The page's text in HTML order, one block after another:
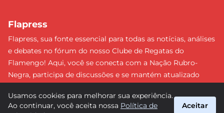
Flapress
Flapress, sua fonte essencial para todas as notícias, análises
e debates no fórum do nosso Clube de Regatas do
Flamengo! Aqui, você se conecta com a Nação Rubro-
Negra, participa de discussões e se mantém atualizado
lance e esteja sempre à frente, junto da torcida mais
apaixonada do Brasil! #Flamengo #Flapress
Usamos cookies para melhorar sua experiência.
Ao continuar, você aceita nossa Política de
Aceitar